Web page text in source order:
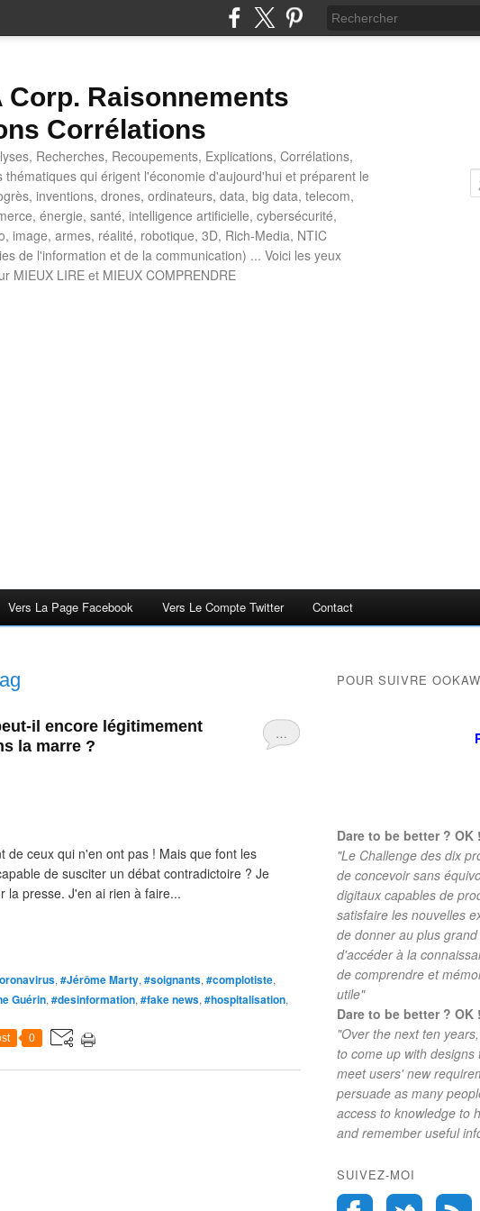
Corp. Raisonnements
Corrélations
Recherches, Recoupements, Explications, Corrélations,
thématiques qui érigent l'économie d'aujourd'hui et préparent le
inventions, drones, ordinateurs, data, big data, telecom,
énergie, santé, intelligence artificielle, cybersécurité,
image, armes, réalité, robotique, 3D, Rich-Media, NTIC
de l'information et de la communication) ... Voici les yeux
MIEUX LIRE et MIEUX COMPRENDRE
Vers La Page Facebook Vers Le Compte Twitter Contact
…
il encore légitimement
la marre ?
de ceux qui n'en ont pas ! Mais que font les
de susciter un débat contradictoire ? Je
la presse. J'en ai rien à faire...
, #Jérôme Marty, #soignants, #complotiste,
Guérin, #desinformation, #fake news, #hospitalisation,
0
POUR SUIVRE
Dare to be better ? OK !
"Le Challenge des dix
de concevoir sans
digitaux capables de
satisfaire les nouvelles
de donner au plus
d'accéder à la
de comprendre et
utile"
Dare to be better ? OK !
"Over the next ten
to come up with
meet users' new
persuade as many
access to knowledge to
and remember useful
SUIVEZ-MOI